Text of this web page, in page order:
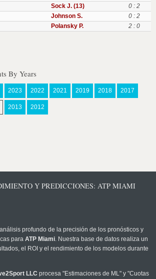
Sock J. (13)
0 : 2
Johnson S.
0 : 2
Polansky P. 2 : 0
By Years
2023 2022 2021 2019 2018 2017
2013 2012
Y PREDICCIONES: ATP MIAMI
profundo de la precisión de los pronósticos y
para ATP Miami. Nuestra base de datos realiza un
el ROI y el rendimiento de los modelos durante
LLC procesa "Estimaciones de ML" y "Cuotas